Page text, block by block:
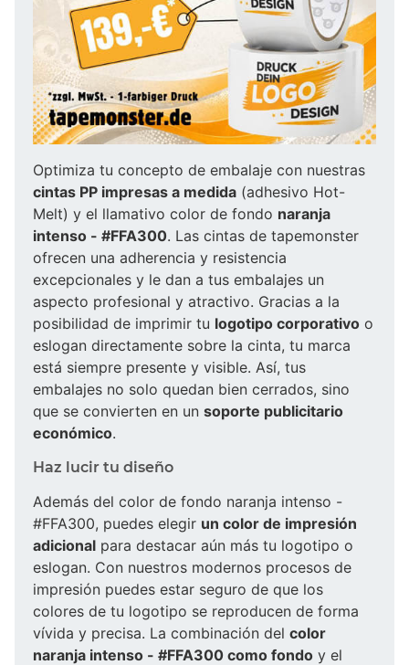
Optimiza tu concepto de embalaje con nuestras
cintas PP impresas a medida (adhesivo Hot-
Melt) y el llamativo color de fondo naranja
intenso - #FFA300. Las cintas de tapemonster
ofrecen una adherencia y resistencia
excepcionales y le dan a tus embalajes un
aspecto profesional y atractivo. Gracias a la
posibilidad de imprimir tu logotipo corporativo o
eslogan directamente sobre la cinta, tu marca
está siempre presente y visible. Así, tus
embalajes no solo quedan bien cerrados, sino
que se convierten en un soporte publicitario
económico.
Haz lucir tu diseño
Además del color de fondo naranja intenso -
#FFA300, puedes elegir un color de impresión
adicional para destacar aún más tu logotipo o
eslogan. Con nuestros modernos procesos de
impresión puedes estar seguro de que los
colores de tu logotipo se reproducen de forma
vívida y precisa. La combinación del color
naranja intenso - #FFA300 como fondo y el